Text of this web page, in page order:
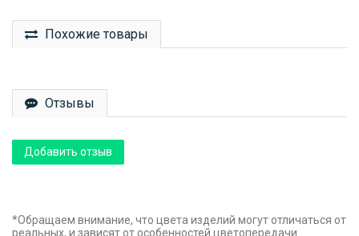
Похожие товары
Отзывы
Добавить отзыв
*Обращаем внимание, что цвета изделий могут отличаться от
реальных, и зависят от особенностей цветопередачи